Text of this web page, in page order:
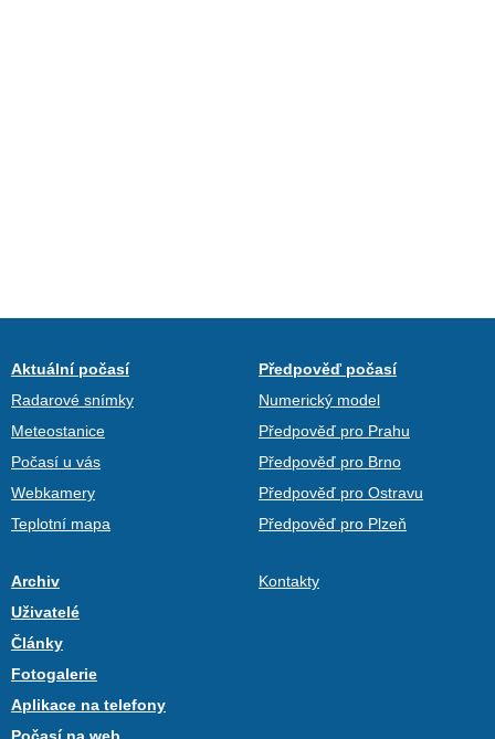
Aktuální počasí
Radarové snímky
Meteostanice
Počasí u vás
Webkamery
Teplotní mapa
Předpověď počasí
Numerický model
Předpověď pro Prahu
Předpověď pro Brno
Předpověď pro Ostravu
Předpověď pro Plzeň
Archiv
Uživatelé
Články
Fotogalerie
Aplikace na telefony
Kontakty